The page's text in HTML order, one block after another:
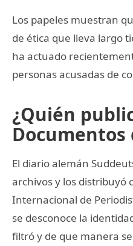
Los papeles muestran
de ética que lleva largo
ha actuado
personas acusadas de
¿Quién
Documentos
El diario alemán
archivos y los distribuyó
Internacional de
se desconoce la
filtró y de que manera